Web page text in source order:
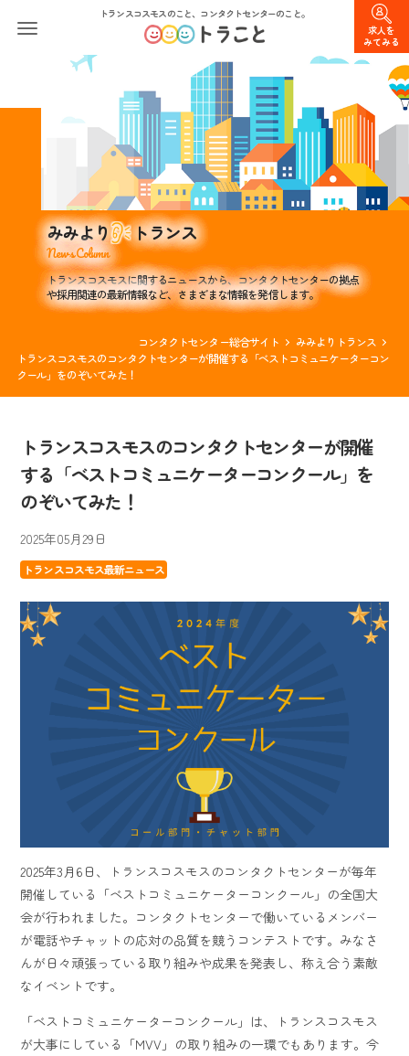
トランスコスモスのこと、コンタクトセンターのこと。
求人を
みてみる
みみより トランス
News Column
トランスコスモスに関するニュースから、コンタクトセンターの拠点
や採用関連の最新情報など、さまざまな情報を発信します。
コンタクトセンター総合サイト
みみよりトランス
トランスコスモスのコンタクトセンターが開催する「ベストコミュニケーターコン
クール」をのぞいてみた！
トランスコスモスのコンタクトセンターが開催
する「ベストコミュニケーターコンクール」を
のぞいてみた！
2025年05月29日
トランスコスモス最新ニュース
2025年3月6日、トランスコスモスのコンタクトセンターが毎年
開催している「ベストコミュニケーターコンクール」の全国大
会が行われました。コンタクトセンターで働いているメンバー
が電話やチャットの応対の品質を競うコンテストです。みなさ
んが日々頑張っている取り組みや成果を発表し、称え合う素敵
なイベントです。
「ベストコミュニケーターコンクール」は、トランスコスモス
が大事にしている「MVV」の取り組みの一環でもあります。今